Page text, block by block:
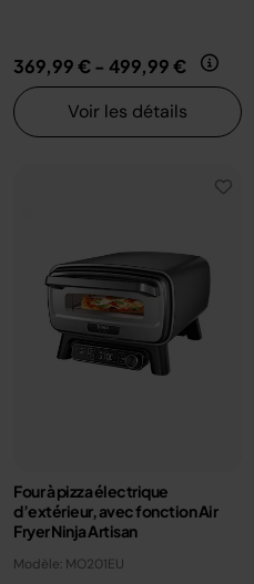
369,99 €- 499,99 €
Voir les détails
Four à pizza électrique
d’extérieur, avec fonction Air
Fryer Ninja Artisan
Modèle: MO201EU